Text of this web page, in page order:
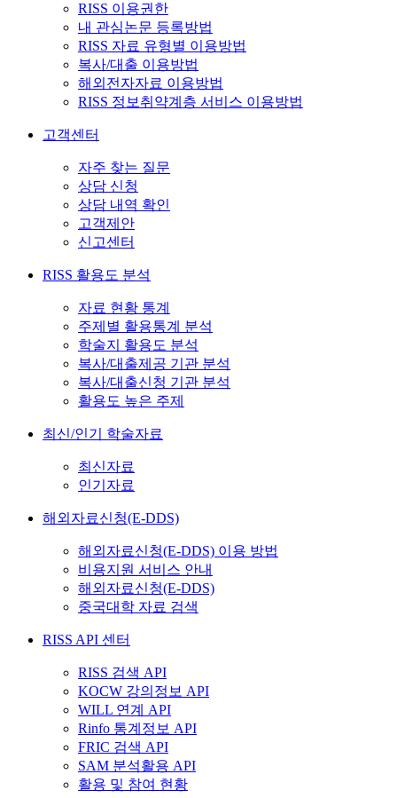
RISS 이용권한
내 관심논문 등록방법
RISS 자료 유형별 이용방법
복사/대출 이용방법
해외전자자료 이용방법
RISS 정보취약계층 서비스 이용방법
고객센터
자주 찾는 질문
상담 신청
상담 내역 확인
고객제안
신고센터
RISS 활용도 분석
자료 현황 통계
주제별 활용통계 분석
학술지 활용도 분석
복사/대출제공 기관 분석
복사/대출신청 기관 분석
활용도 높은 주제
최신/인기 학술자료
최신자료
인기자료
해외자료신청(E-DDS)
해외자료신청(E-DDS) 이용 방법
비용지원 서비스 안내
해외자료신청(E-DDS)
중국대학 자료 검색
RISS API 센터
RISS 검색 API
KOCW 강의정보 API
WILL 연계 API
Rinfo 통계정보 API
FRIC 검색 API
SAM 분석활용 API
활용 및 참여 현황